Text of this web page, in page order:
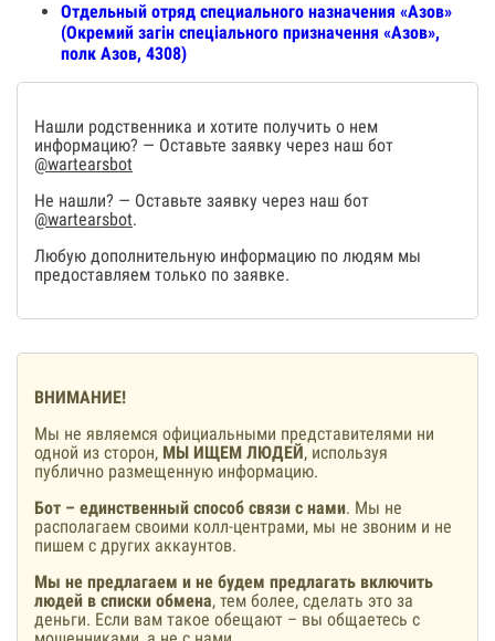
Отдельный отряд специального назначения «Азов»
(Окремий загін спеціального призначення «Азов»,
полк Азов, 4308)
Нашли родственника и хотите получить о нем
информацию? — Оставьте заявку через наш бот
@wartearsbot
Не нашли? — Оставьте заявку через наш бот
@wartearsbot.
Любую дополнительную информацию по людям мы
предоставляем только по заявке.
ВНИМАНИЕ!
Мы не являемся официальными представителями ни
одной из сторон, МЫ ИЩЕМ ЛЮДЕЙ, используя
публично размещенную информацию.
Бот – единственный способ связи с нами. Мы не
располагаем своими колл-центрами, мы не звоним и не
пишем с других аккаунтов.
Мы не предлагаем и не будем предлагать включить
людей в списки обмена, тем более, сделать это за
деньги. Если вам такое обещают – вы общаетесь с